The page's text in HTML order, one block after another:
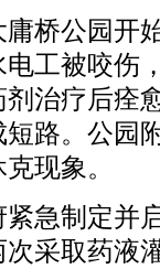
桥公园开
工被咬伤
治疗后痊
路。公园
现象。
急制定并
采取药液